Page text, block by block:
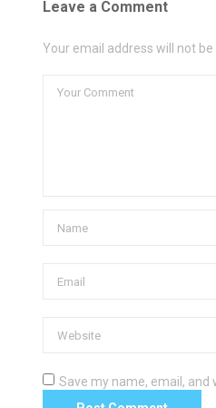
Leave a Comment
Your email address will not
Save my name, email,